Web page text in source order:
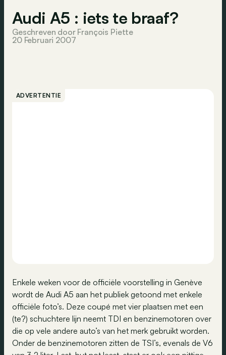
Audi A5 : iets te braaf?
Geschreven door François Piette
20 Februari 2007
ADVERTENTIE
Enkele weken voor de officiële voorstelling in Genève
wordt de Audi A5 aan het publiek getoond met enkele
officiële foto’s. Deze coupé met vier plaatsen met een
(te?) schuchtere lijn neemt TDI en benzinemotoren over
die op vele andere auto’s van het merk gebruikt worden.
Onder de benzinemotoren zitten de TSI’s, evenals de V6